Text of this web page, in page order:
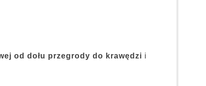
od dołu przegrody do krawędzi i